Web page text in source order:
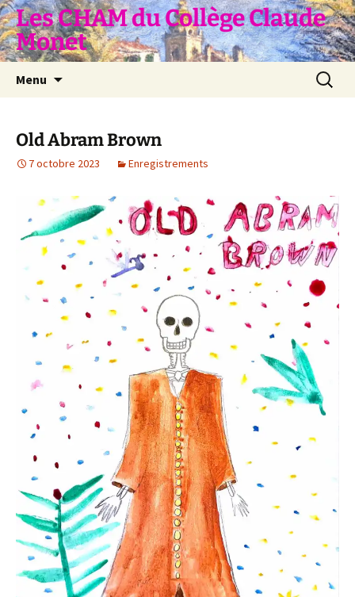
Aller
au
contenu
Les CHAM du Collège Claude
Monet
Menu
Old Abram Brown
7 octobre 2023 Enregistrements